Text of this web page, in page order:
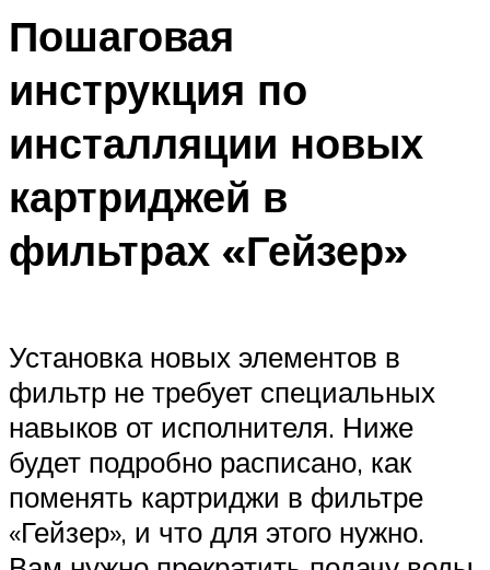
Пошаговая
инструкция по
инсталляции новых
картриджей в
фильтрах «Гейзер»
Установка новых элементов в
фильтр не требует специальных
навыков от исполнителя. Ниже
будет подробно расписано, как
поменять картриджи в фильтре
«Гейзер», и что для этого нужно.